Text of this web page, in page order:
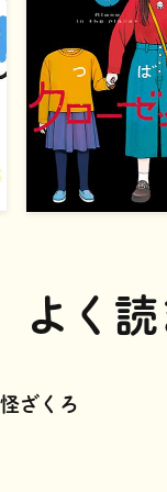
よく
ざくろ